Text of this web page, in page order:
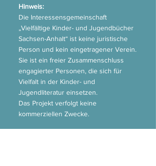
Hinweis:
Die Interessensgemeinschaft
„Vielfältige Kinder- und Jugendbücher
Sachsen-Anhalt“ ist keine juristische
Person und kein eingetragener Verein.
Sie ist ein freier Zusammenschluss
engagierter Personen, die sich für
Vielfalt in der Kinder- und
Jugendliteratur einsetzen.
Das Projekt verfolgt keine
kommerziellen Zwecke.